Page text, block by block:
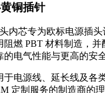
铜插针
内芯专为欧标电源插
阻燃 PBT 材料制造，并
电气性能与更高的安全
于电源线、延长线及各
定制服务的制造商的理